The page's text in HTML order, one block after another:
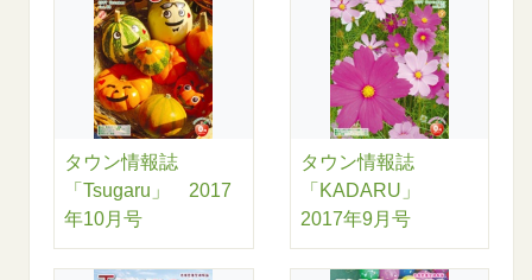
タウン情報誌
「Tsugaru」 2017
年10月号
タウン情報誌
「KADARU」
2017年9月号